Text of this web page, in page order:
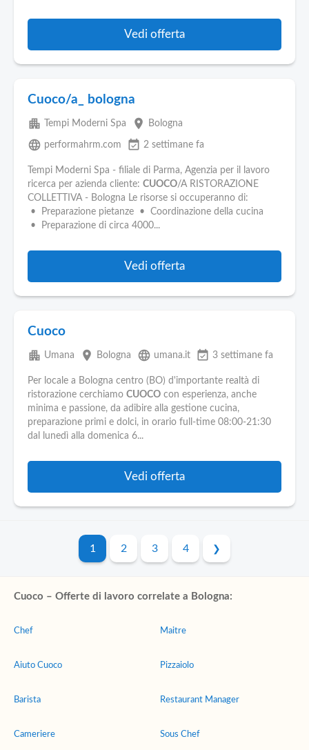
Vedi offerta
Cuoco/a_ bologna
apartment Tempi Moderni Spa place Bologna
language performahrm.com event_available 2 settimane fa
Tempi Moderni Spa - filiale di Parma, Agenzia per il lavoro
ricerca per azienda cliente: CUOCO/A RISTORAZIONE
COLLETTIVA - Bologna Le risorse si occuperanno di:
• Preparazione pietanze • Coordinazione della cucina
• Preparazione di circa 4000...
Vedi offerta
Cuoco
apartment Umana place Bologna language umana.it event_available 3 settimane fa
Per locale a Bologna centro (BO) d'importante realtà di
ristorazione cerchiamo CUOCO con esperienza, anche
minima e passione, da adibire alla gestione cucina,
preparazione primi e dolci, in orario full-time 08:00-21:30
dal lunedì alla domenica 6...
Vedi offerta
1 2 3 4
Cuoco – Offerte di lavoro correlate a Bologna:
Chef
Aiuto Cuoco
Barista
Cameriere
Maitre
Pizzaiolo
Restaurant Manager
Sous Chef